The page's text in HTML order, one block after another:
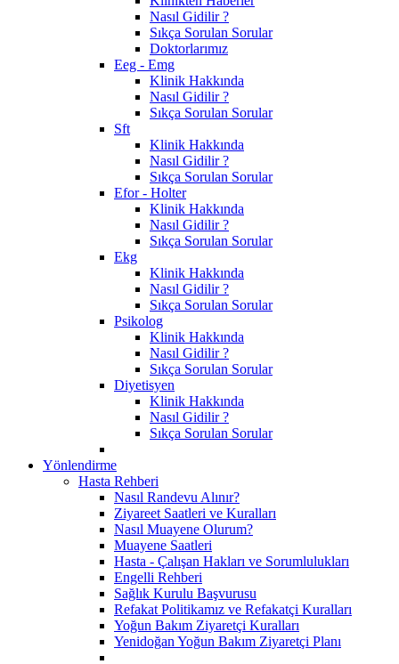
Nasıl Gidilir ?
Sıkça Sorulan Sorular
Doktorlarımız
Eeg - Emg
Klinik Hakkında
Nasıl Gidilir ?
Sıkça Sorulan Sorular
Sft
Klinik Hakkında
Nasıl Gidilir ?
Sıkça Sorulan Sorular
Efor - Holter
Klinik Hakkında
Nasıl Gidilir ?
Sıkça Sorulan Sorular
Ekg
Klinik Hakkında
Nasıl Gidilir ?
Sıkça Sorulan Sorular
Psikolog
Klinik Hakkında
Nasıl Gidilir ?
Sıkça Sorulan Sorular
Diyetisyen
Klinik Hakkında
Nasıl Gidilir ?
Sıkça Sorulan Sorular
Yönlendirme
Hasta Rehberi
Nasıl Randevu Alınır?
Ziyareet Saatleri ve Kuralları
Nasıl Muayene Olurum?
Muayene Saatleri
Hasta - Çalışan Hakları ve Sorumlulukları
Engelli Rehberi
Sağlık Kurulu Başvurusu
Refakat Politikamız ve Refakatçi Kuralları
Yoğun Bakım Ziyaretçi Kuralları
Yenidoğan Yoğun Bakım Ziyaretçi Planı